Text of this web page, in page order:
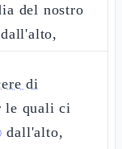
del nostro
di
le quali ci
dall'alto,